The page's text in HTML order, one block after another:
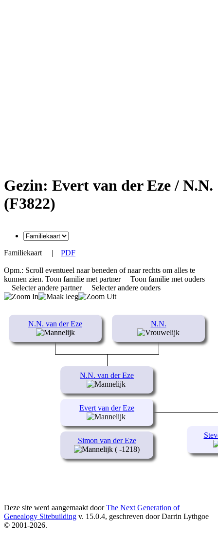
Gezin: Evert van der Eze / N.N.
(F3822)
Familiekaart | PDF
Opm.: Scroll eventueel naar beneden of naar rechts om alles te
kunnen zien. Toon familie met partner
Toon familie met ouders
Selecter andere partner
Selecter andere ouders
N.N. van der Eze N.N.
N.N. van der Eze
Simon van der Eze
( -1218)
Evert van der Eze
Deze site werd aangemaakt doorThe Next Generation of
Genealogy Sitebuilding v. 15.0.4, geschreven door Darrin Lythgoe
© 2001-2026.